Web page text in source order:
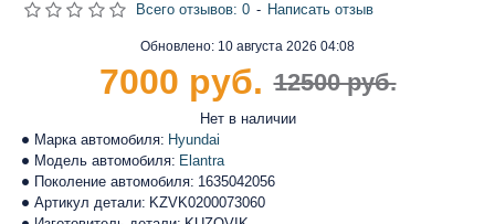
Марка автомобиля: Hyundai
Модель автомобиля: Elantra
Поколение автомобиля: 1635042056
Артикул детали: KZVK0200073060
Обновлено: 10 августа 2026 04:08
Нет в наличии
Всего отзывов: 0 - Написать отзыв
12500 руб.
7000 руб.